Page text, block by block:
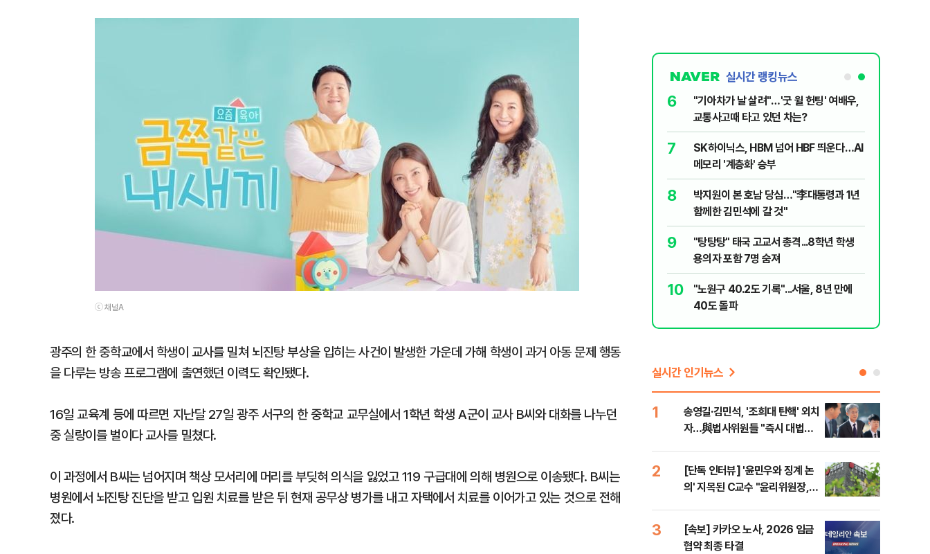
ⓒ 채널A
광주의 한 중학교에서 학생이 교사를 밀쳐 뇌진탕 부상을 입히는 사건이 발생한 가운데 가해 학생이 과거 아동 문제 행동
을 다루는 방송 프로그램에 출연했던 이력도 확인됐다.
16일 교육계 등에 따르면 지난달 27일 광주 서구의 한 중학교 교무실에서 1학년 학생 A군이 교사 B씨와 대화를 나누던
중 실랑이를 벌이다 교사를 밀쳤다.
이 과정에서 B씨는 넘어지며 책상 모서리에 머리를 부딪혀 의식을 잃었고 119 구급대에 의해 병원으로 이송됐다. B씨는
병원에서 뇌진탕 진단을 받고 입원 치료를 받은 뒤 현재 공무상 병가를 내고 자택에서 치료를 이어가고 있는 것으로 전해
졌다.
실시간 랭킹뉴스
송영길·김민석, '조희대 탄핵' 외치자…與
법사위원들 "즉시 대법관 제청하라"
2
하닉 프리마켓 하한가 논란에…NXT "12
일부터 상·하한가 주문금지"
3
"편해서 매일 신었는데"...전문가가 경고한
'크록스'의 숨은 위험
4
[속보] 노원구 40.2도…서울, 2018년 이
후 첫 40도
5
[단독 인터뷰] '윤민우와 징계 논의' 지목
6
"기아차가 날 살려"…'굿 윌 헌팅' 여배우,
교통사고때 타고 있던 차는?
7
SK하이닉스, HBM 넘어 HBF 띄운다…AI
메모리 '계층화' 승부
8
박지원이 본 호남 당심…"李대통령과 1년
함께한 김민석에 갈 것"
9
"탕탕탕" 태국 고교서 총격...8학년 학생
용의자 포함 7명 숨져
10
"노원구 40.2도 기록"...서울, 8년 만에
40도 돌파
실시간 인기뉴스
1
송영길·김민석, '조희대 탄핵' 외치
자…與법사위원들 "즉시 대법관
2
[단독 인터뷰] '윤민우와 징계 논
의' 지목된 C교수 "윤리위원장,
3
[속보] 카카오 노사, 2026 임금
협약 최종 타결